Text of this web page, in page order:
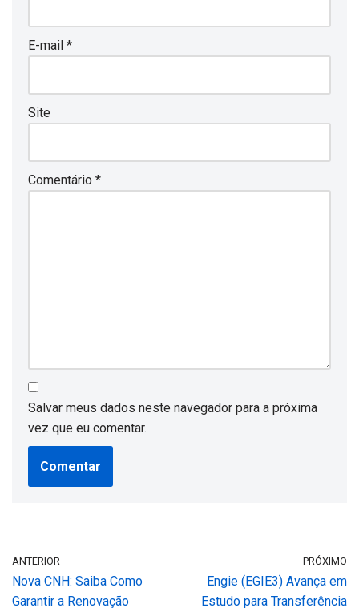
E-mail *
Site
Comentário *
Salvar meus dados neste navegador para a próxima
vez que eu comentar.
ANTERIOR
Nova CNH: Saiba Como
Garantir a Renovação
PRÓXIMO
Engie (EGIE3) Avança em
Estudo para Transferência